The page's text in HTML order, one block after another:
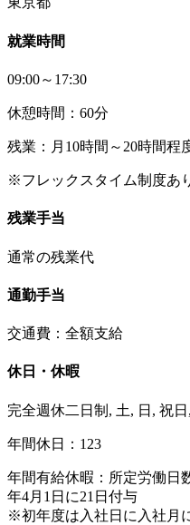
就業時間
09:00～17:30
休憩時間：60分
残業：月10時間～20時間程
※フレックスタイム制度あ
残業手当
通常の残業代
通勤手当
交通費：全額支給
休日・休暇
完全週休二日制, 土, 日, 祝
年間休日：123
年間有給休暇：所定労働日
年4月1日に21日付与
※初年度は入社日に入社月